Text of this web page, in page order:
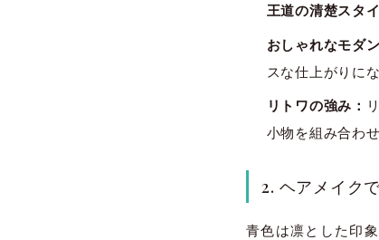
王道の清楚スタイ
おしゃれなモダ
スな仕上がりに
リトワの強み：
小物を組み合わ
2. ヘアメイク
青色は凛とした印